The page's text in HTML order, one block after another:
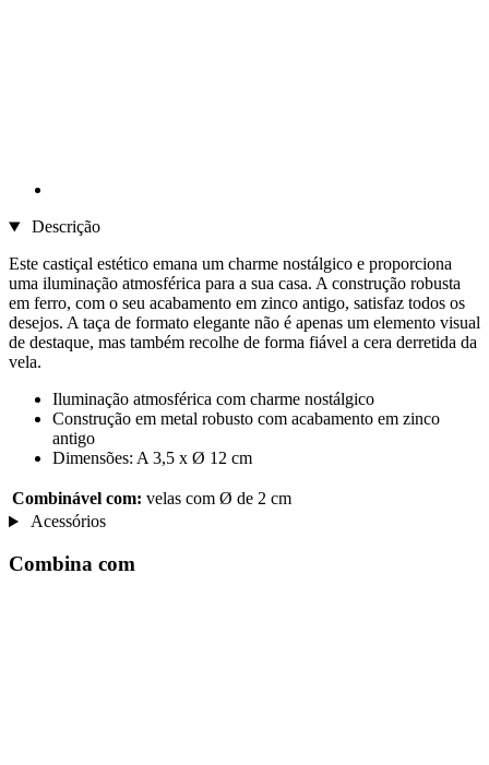
Descrição
Este castiçal estético emana um charme nostálgico e proporciona
uma iluminação atmosférica para a sua casa. A construção robusta
em ferro, com o seu acabamento em zinco antigo, satisfaz todos os
desejos. A taça de formato elegante não é apenas um elemento visual
de destaque, mas também recolhe de forma fiável a cera derretida da
vela.
Iluminação atmosférica com charme nostálgico
Construção em metal robusto com acabamento em zinco
antigo
Dimensões: A 3,5 x Ø 12 cm
Combinável com: velas com Ø de 2 cm
Acessórios
Combina com